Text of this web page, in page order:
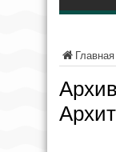
Главная